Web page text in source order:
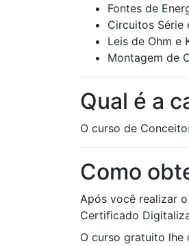
Fontes de
Circuitos Série
Leis de Ohm e
Montagem de
Qual é a
O curso de
Como
Após você realizar
Certificado
O curso gratuito lhe